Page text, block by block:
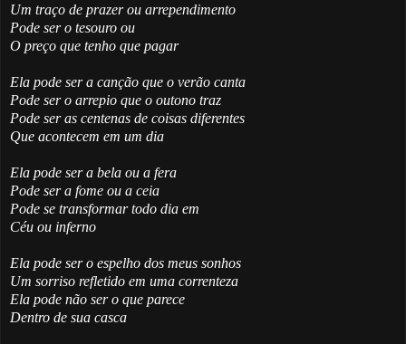
Um traço de prazer ou arrependimento
Pode ser o tesouro ou
O preço que tenho que pagar
Ela pode ser a canção que o verão canta
Pode ser o arrepio que o outono traz
Pode ser as centenas de coisas diferentes
Que acontecem em um dia
Ela pode ser a bela ou a fera
Pode ser a fome ou a ceia
Pode se transformar todo dia em
Céu ou inferno
Ela pode ser o espelho dos meus sonhos
Um sorriso refletido em uma correnteza
Ela pode não ser o que parece
Dentro de sua casca